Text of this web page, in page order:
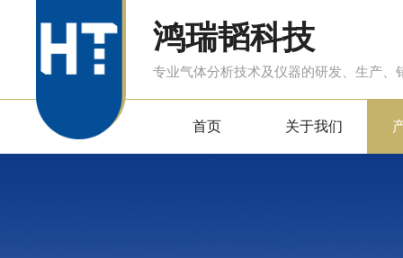
鸿瑞韬科技
专业气体分析技术及仪器的研发、生产、
首页 关于我们